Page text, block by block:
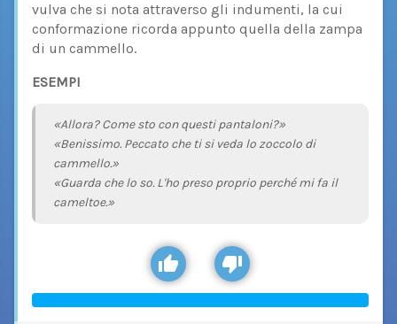
vulva che si nota attraverso gli indumenti, la cui
conformazione ricorda appunto quella della zampa
di un cammello.
ESEMPI
«Allora? Come sto con questi pantaloni?»
«Benissimo. Peccato che ti si veda lo zoccolo di
cammello.»
«Guarda che lo so. L'ho preso proprio perché mi fa il
cameltoe.»